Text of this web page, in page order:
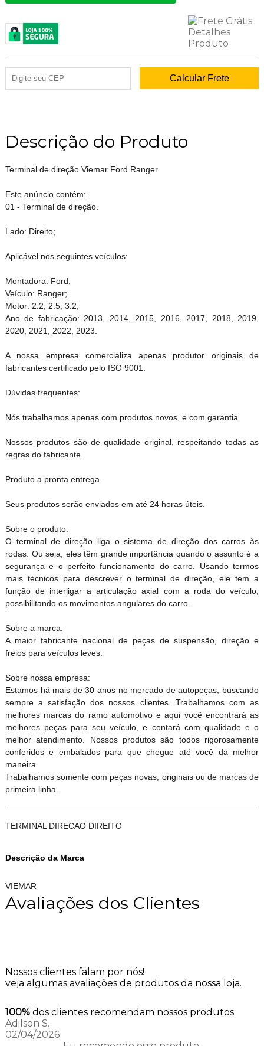
Descrição do Produto
Terminal de direção Viemar Ford Ranger.
Este anúncio contém:
01 - Terminal de direção.
Lado: Direito;
Aplicável nos seguintes veículos:
Montadora: Ford;
Veículo: Ranger;
Motor: 2.2, 2.5, 3.2;
Ano de fabricação: 2013, 2014, 2015, 2016, 2017, 2018, 2019,
2020, 2021, 2022, 2023.
A nossa empresa comercializa apenas produtor originais de
fabricantes certificado pelo ISO 9001.
Dúvidas frequentes:
Nós trabalhamos apenas com produtos novos, e com garantia.
Nossos produtos são de qualidade original, respeitando todas as
regras do fabricante.
Produto a pronta entrega.
Seus produtos serão enviados em até 24 horas úteis.
Sobre o produto:
O terminal de direção liga o sistema de direção dos carros às
rodas. Ou seja, eles têm grande importância quando o assunto é a
segurança e o perfeito funcionamento do carro. Usando termos
mais técnicos para descrever o terminal de direção, ele tem a
função de interligar a articulação axial com a roda do veículo,
possibilitando os movimentos angulares do carro.
Sobre a marca:
A maior fabricante nacional de peças de suspensão, direção e
freios para veículos leves.
Sobre nossa empresa:
Estamos há mais de 30 anos no mercado de autopeças, buscando
sempre a satisfação dos nossos clientes. Trabalhamos com as
melhores marcas do ramo automotivo e aqui você encontrará as
melhores peças para seu veículo, e contará com qualidade e o
melhor atendimento. Nossos produtos são todos rigorosamente
conferidos e embalados para que chegue até você da melhor
maneira.
Trabalhamos somente com peças novas, originais ou de marcas de
primeira linha.
TERMINAL DIRECAO DIREITO
Descrição da Marca
VIEMAR
Avaliações dos Clientes
Nossos clientes falam por nós!
veja algumas avaliações de produtos da nossa loja.
100% dos clientes recomendam nossos produtos
Adilson S.
02/04/2026